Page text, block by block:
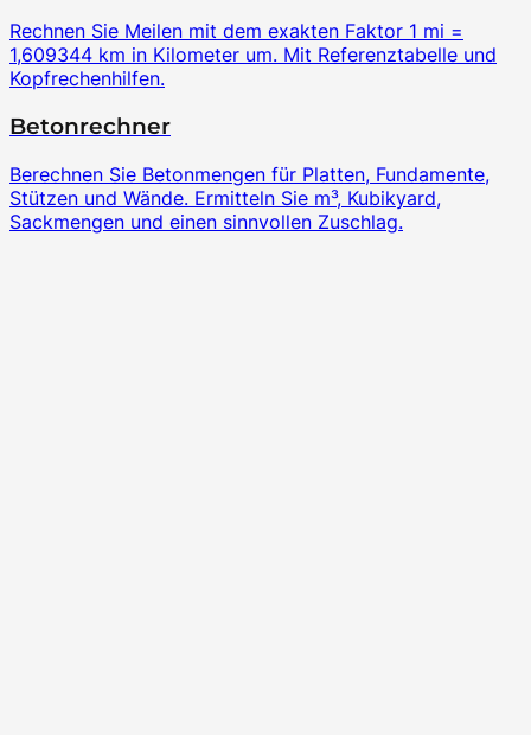
Rechnen Sie Meilen mit dem exakten Faktor 1 mi =
1,609344 km in Kilometer um. Mit Referenztabelle und
Kopfrechenhilfen.
Betonrechner
Berechnen Sie Betonmengen für Platten, Fundamente,
Stützen und Wände. Ermitteln Sie m³, Kubikyard,
Sackmengen und einen sinnvollen Zuschlag.